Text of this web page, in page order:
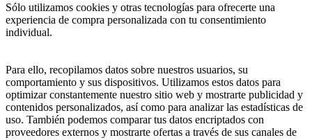
Sólo utilizamos cookies y otras tecnologías para ofrecerte una
experiencia de compra personalizada con tu consentimiento
individual.
Para ello, recopilamos datos sobre nuestros usuarios, su
comportamiento y sus dispositivos. Utilizamos estos datos para
optimizar constantemente nuestro sitio web y mostrarte publicidad y
contenidos personalizados, así como para analizar las estadísticas de
uso. También podemos comparar tus datos encriptados con
proveedores externos y mostrarte ofertas a través de sus canales de